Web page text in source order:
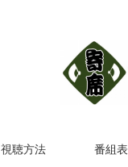
視聴方法 番組表